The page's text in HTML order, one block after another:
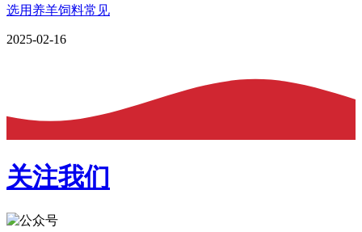
选用养羊饲料常见
2025-02-16
关注我们